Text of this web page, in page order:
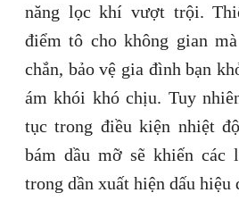
năng lọc khí vượt trội.
điểm tô cho không gian
chắn, bảo vệ gia đình bạn
ám khói khó chịu. Tuy
tục trong điều kiện nhiệt
bám dầu mỡ sẽ khiến các
trong dần xuất hiện dấu hiệu